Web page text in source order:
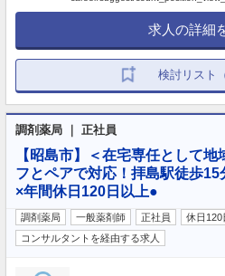
求人の詳細
検討リスト
調剤薬局 ｜ 正社員
【昭島市】＜在宅専任として
フとペアで対応！拝島駅徒歩
×年間休日120日以上●
調剤薬局 一般薬剤師 正社員 休日120
コンサルタントを経由する求人